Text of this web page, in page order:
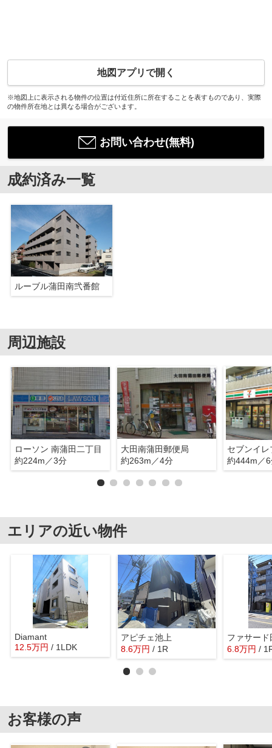
地図アプリで開く
※地図上に表示される物件の位置は付近住所に所在することを表すものであり、実際
の物件所在地とは異なる場合がございます。
お問い合わせ(無料)
成約済み一覧
ルーブル蒲田南弐番館
周辺施設
ローソン 南蒲田二丁目
約224m／3分
大田南蒲田郵便局
約263m／4分
セブンイ
約444m／
エリアの近い物件
Diamant
12.5万円 / 1LDK
アピチェ池上
8.6万円 / 1R
ファサード
6.8万円 /
お客様の声